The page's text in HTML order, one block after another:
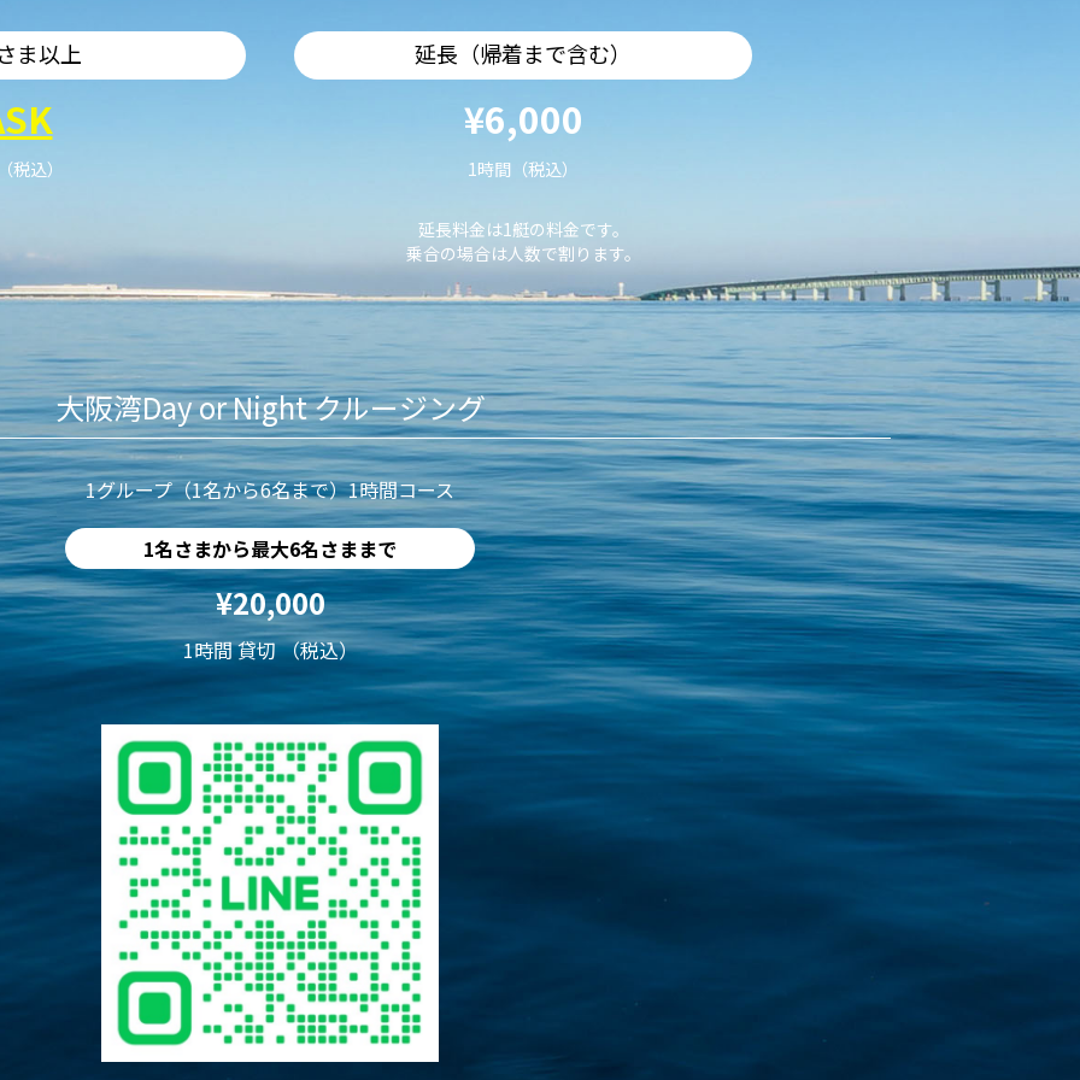
ま以上
税込）
延長（帰着まで含む）
¥6,000
1時間（税込）
延長料金は1艇の料金です。
乗合の場合は人数で割ります。
大阪湾Day or Night クルージング
1グループ（1名から6名まで）1時間コース
1名さまから最大6名さままで
¥20,000
1時間 貸切 （税込）